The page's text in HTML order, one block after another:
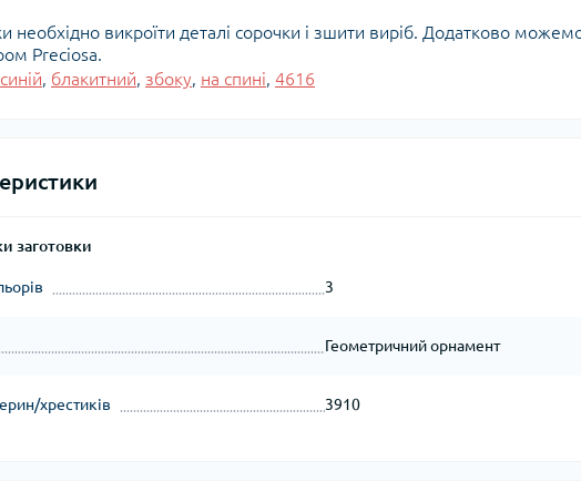
необхідно викроїти деталі сорочки і зшити виріб. Додатково
Preciosa.
синій, блакитний, збоку, на спині, 4616
заготовки
3
Геометричний орнамент
хрестиків 3910